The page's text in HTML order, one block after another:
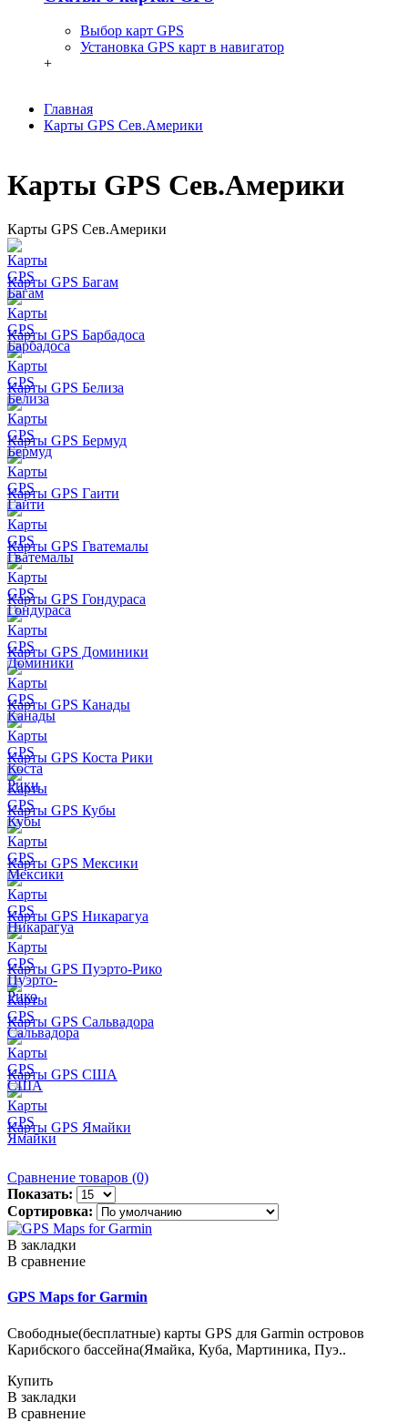
Выбор карт GPS
Установка GPS карт в навигатор
+
Главная
Карты GPS Сев.Америки
Карты GPS Сев.Америки
Карты GPS Сев.Америки
Карты GPS Багам
Карты GPS Барбадоса
Карты GPS Белиза
Карты GPS Бермуд
Карты GPS Гаити
Карты GPS Гватемалы
Карты GPS Гондураса
Карты GPS Доминики
Карты GPS Канады
Карты GPS Коста Рики
Карты GPS Кубы
Карты GPS Мексики
Карты GPS Никарагуа
Карты GPS Пуэрто-Рико
Карты GPS Сальвадора
Карты GPS США
Карты GPS Ямайки
Сравнение товаров (0)
Показать:
Сортировка:
В закладки
В сравнение
GPS Maps for Garmin
Свободные(бесплатные) карты GPS для Garmin островов
Карибского бассейна(Ямайка, Куба, Мартиника, Пуэ..
Купить
В закладки
В сравнение